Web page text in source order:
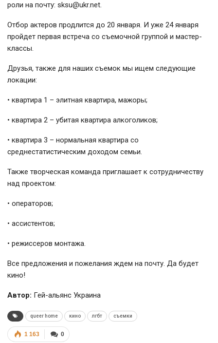
роли на почту: sksu@ukr.net.
Отбор актеров продлится до 20 января. И уже 24 января
пройдет первая встреча со съемочной группой и мастер-
классы.
Друзья, также для наших съемок мы ищем следующие
локации:
• квартира 1 – элитная квартира, мажоры;
• квартира 2 – убитая квартира алкоголиков;
• квартира 3 – нормальная квартира со
среднестатистическим доходом семьи.
Также творческая команда приглашает к сотрудничеству
над проектом:
• операторов;
• ассистентов;
• режиссеров монтажа.
Все предложения и пожелания ждем на почту. Да будет
кино!
Автор: Гей-альянс Украина
queer home кино лгбт съемки
0
1 163